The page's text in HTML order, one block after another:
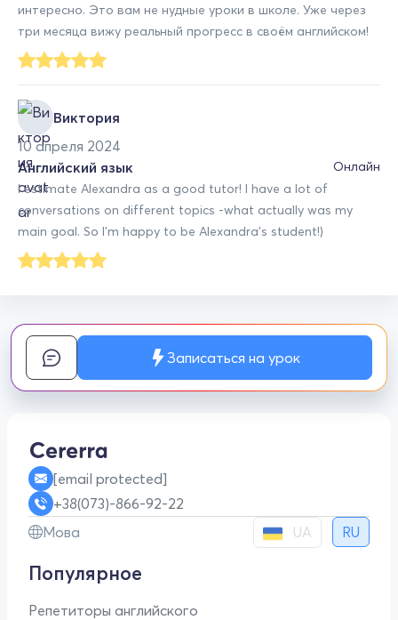
интересно. Это вам не нудные уроки в школе. Уже через
три месяца вижу реальный прогресс в своём английском!
Виктория
10 апреля 2024
Онлайн
Английский язык
I estimate Alexandra as a good tutor! I have a lot of
conversations on different topics -what actually was my
main goal. So I'm happy to be Alexandra's student!)
Записаться на урок
[email protected]
+38(073)-866-92-22
Мова
UA RU
Популярное
Репетиторы английского